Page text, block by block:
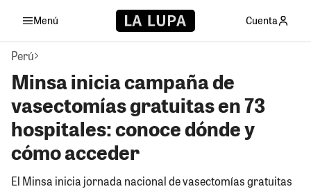
Menú Cuenta
Perú
Minsa inicia campaña de
vasectomías gratuitas en 73
hospitales: conoce dónde y
cómo acceder
El Minsa inicia jornada nacional de vasectomías gratuitas